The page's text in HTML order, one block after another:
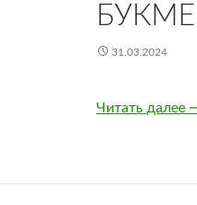
31.03.2024
Читать далее